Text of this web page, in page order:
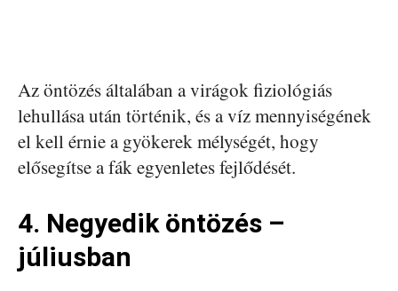
Az öntözés általában a virágok fiziológiás
lehullása után történik, és a víz mennyiségének
el kell érnie a gyökerek mélységét, hogy
elősegítse a fák egyenletes fejlődését.
4. Negyedik öntözés –
júliusban